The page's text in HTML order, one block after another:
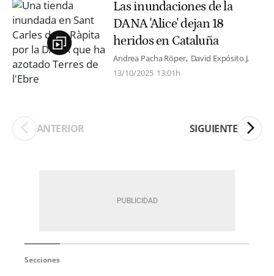
Las inundaciones de la
DANA 'Alice' dejan 18
heridos en Cataluña
Andrea Pacha Röper David Expósito J.
13/10/2025 13:01h
ANTERIOR SIGUIENTE
Secciones